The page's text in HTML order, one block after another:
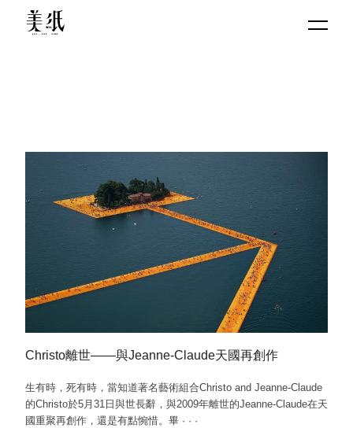
Christo離世——與Jeanne-Claude天國再創作
生有時，死有時，當知道著名藝術組合Christo and Jeanne-Claude
的Christo於5月31日與世長辭，與2009年離世的Jeanne-Claude在天
國重聚再創作，還是有點惋惜。畢 · · ·